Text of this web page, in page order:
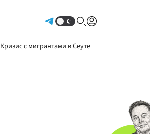
Кризис с мигрантами в Сеуте